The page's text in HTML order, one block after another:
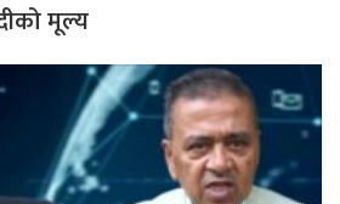
मूल्य